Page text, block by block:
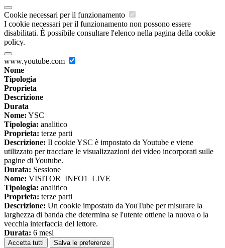
Cookie necessari per il funzionamento
I cookie necessari per il funzionamento non possono essere
disabilitati. È possibile consultare l'elenco nella pagina della cookie
policy.
www.youtube.com
Nome
Tipologia
Proprieta
Descrizione
Durata
Nome: YSC
Tipologia: analitico
Proprieta: terze parti
Descrizione: Il cookie YSC è impostato da Youtube e viene
utilizzato per tracciare le visualizzazioni dei video incorporati sulle
pagine di Youtube.
Durata: Sessione
Nome: VISITOR_INFO1_LIVE
Tipologia: analitico
Proprieta: terze parti
Descrizione: Un cookie impostato da YouTube per misurare la
larghezza di banda che determina se l'utente ottiene la nuova o la
vecchia interfaccia del lettore.
Durata: 6 mesi
Accetta tutti Salva le preferenze